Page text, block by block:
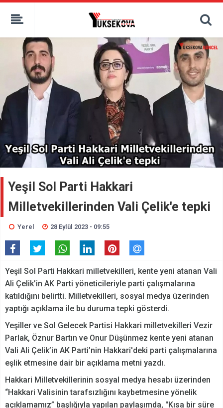
kaçak bahis
deneme bonusu
canlı bahis siteleri
deneme bonusu veren siteler
bahis siteleri
porno izle
Yeşil Sol Parti Hakkari
Milletvekillerinden Vali Çelik'e tepki
Yerel 28 Eylül 2023 - 09:55
Yeşil Sol Parti Hakkari milletvekilleri, kente yeni atanan Vali
Ali Çelik’in AK Parti yöneticileriyle parti çalışmalarına
katıldığını belirtti. Milletvekilleri, sosyal medya üzerinden
yaptığı açıklama ile bu duruma tepki gösterdi.
Yeşiller ve Sol Gelecek Partisi Hakkari milletvekilleri Vezir
Parlak, Öznur Bartın ve Onur Düşünmez kente yeni atanan
Vali Ali Çelik’in AK Parti’nin Hakkari'deki parti çalışmalarına
eşlik etmesine dair bir açıklama metni yazdı.
Hakkari Milletvekillerinin sosyal medya hesabı üzerinden
“Hakkari Valisinin tarafsızlığını kaybetmesine yönelik
açıklamamız” başlığıyla yapılan paylaşımda, "Kısa bir süre